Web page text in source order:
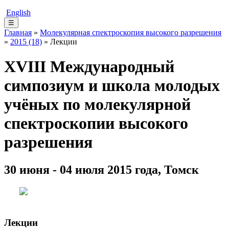
English
☰
Главная » Молекулярная спектроскопия высокого разрешения
» 2015 (18) » Лекции
XVIII Международный
симпозиум и школа молодых
учёных по молекулярной
спектроскопии высокого
разрешения
30 июня - 04 июля 2015 года, Томск
Лекции